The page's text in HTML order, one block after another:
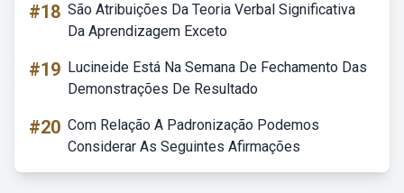
#18 São Atribuições Da Teoria Verbal Significativa
Da Aprendizagem Exceto
#19 Lucineide Está Na Semana De Fechamento Das
Demonstrações De Resultado
#20 Com Relação A Padronização Podemos
Considerar As Seguintes Afirmações